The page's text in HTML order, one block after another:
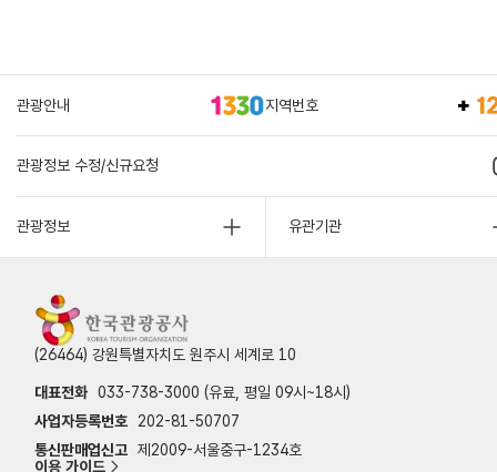
관광안내 지역번호
관광정보 수정/신규요청
관광정보 유관기관
(26464) 강원특별자치도 원주시 세계로 10
대표전화 033-738-3000 (유료, 평일 09시~18시)
사업자등록번호
202-81-50707
통신판매업신고 제2009-서울중구-1234호
이용 가이드